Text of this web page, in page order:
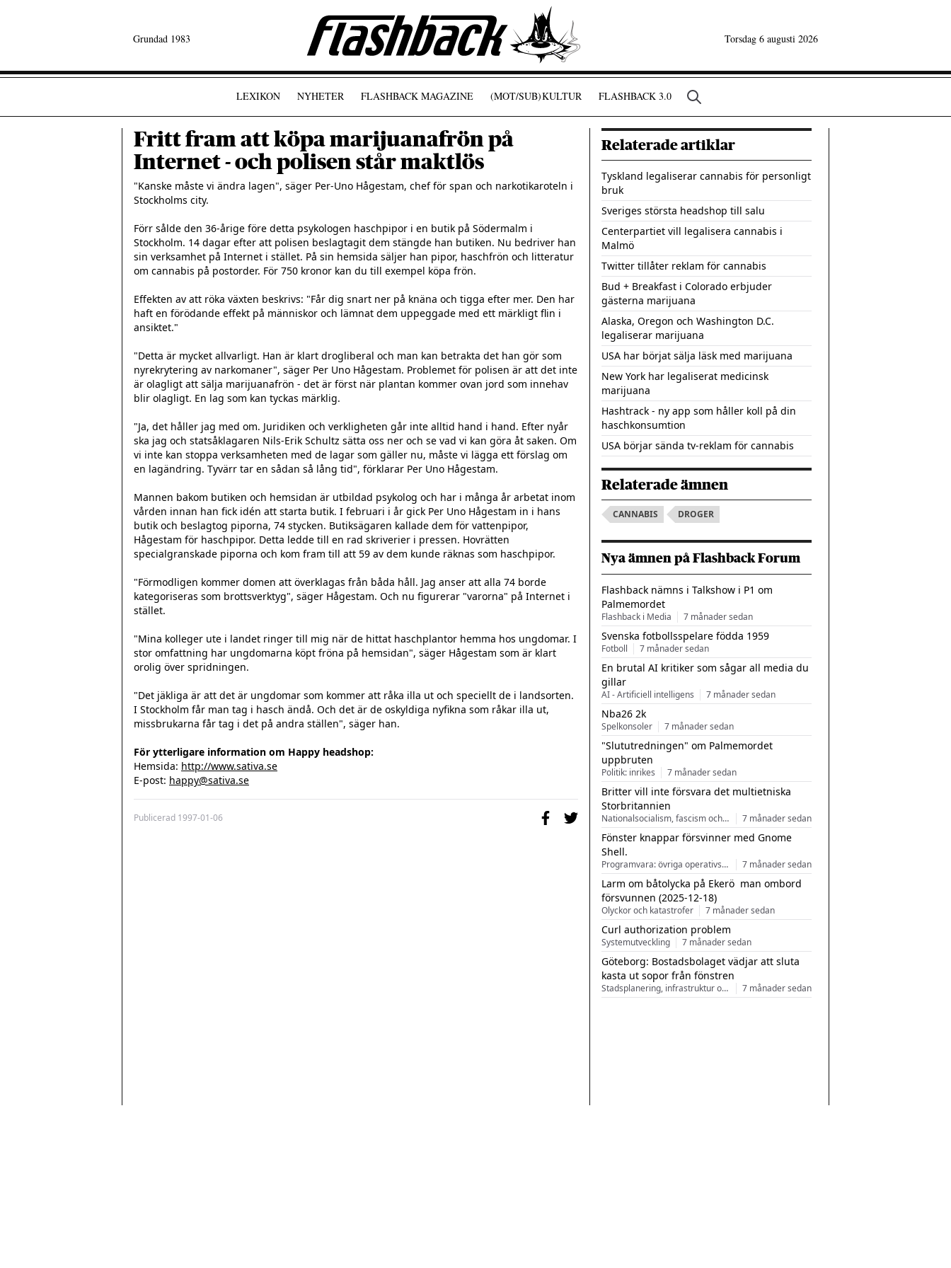
Grundad 1983 Torsdag 6 augusti 2026
LEXIKON NYHETER FLASHBACK MAGAZINE (MOT/SUB)KULTUR FLASHBACK 3.0
Fritt fram att köpa marijuanafrön på
Internet - och polisen står maktlös
"Kanske måste vi ändra lagen", säger Per-Uno Hågestam, chef för span och narkotikaroteln i
Stockholms city.
Förr sålde den 36-årige före detta psykologen haschpipor i en butik på Södermalm i
Stockholm. 14 dagar efter att polisen beslagtagit dem stängde han butiken. Nu bedriver han
sin verksamhet på Internet i stället. På sin hemsida säljer han pipor, haschfrön och litteratur
om cannabis på postorder. För 750 kronor kan du till exempel köpa frön.
Effekten av att röka växten beskrivs: "Får dig snart ner på knäna och tigga efter mer. Den har
haft en förödande effekt på människor och lämnat dem uppeggade med ett märkligt flin i
ansiktet."
"Detta är mycket allvarligt. Han är klart drogliberal och man kan betrakta det han gör som
nyrekrytering av narkomaner", säger Per Uno Hågestam. Problemet för polisen är att det inte
är olagligt att sälja marijuanafrön - det är först när plantan kommer ovan jord som innehav
blir olagligt. En lag som kan tyckas märklig.
"Ja, det håller jag med om. Juridiken och verkligheten går inte alltid hand i hand. Efter nyår
ska jag och statsåklagaren Nils-Erik Schultz sätta oss ner och se vad vi kan göra åt saken. Om
vi inte kan stoppa verksamheten med de lagar som gäller nu, måste vi lägga ett förslag om
en lagändring. Tyvärr tar en sådan så lång tid", förklarar Per Uno Hågestam.
Mannen bakom butiken och hemsidan är utbildad psykolog och har i många år arbetat inom
vården innan han fick idén att starta butik. I februari i år gick Per Uno Hågestam in i hans
butik och beslagtog piporna, 74 stycken. Butiksägaren kallade dem för vattenpipor,
Hågestam för haschpipor. Detta ledde till en rad skriverier i pressen. Hovrätten
specialgranskade piporna och kom fram till att 59 av dem kunde räknas som haschpipor.
"Förmodligen kommer domen att överklagas från båda håll. Jag anser att alla 74 borde
kategoriseras som brottsverktyg", säger Hågestam. Och nu figurerar "varorna" på Internet i
stället.
"Mina kolleger ute i landet ringer till mig när de hittat haschplantor hemma hos ungdomar. I
stor omfattning har ungdomarna köpt fröna på hemsidan", säger Hågestam som är klart
orolig över spridningen.
"Det jäkliga är att det är ungdomar som kommer att råka illa ut och speciellt de i landsorten.
I Stockholm får man tag i hasch ändå. Och det är de oskyldiga nyfikna som råkar illa ut,
missbrukarna får tag i det på andra ställen", säger han.
För ytterligare information om Happy headshop:
Hemsida: http://www.sativa.se
E-post: happy@sativa.se
Publicerad 1997-01-06
Relaterade artiklar
Tyskland legaliserar cannabis för personligt
bruk
Sveriges största headshop till salu
Centerpartiet vill legalisera cannabis i
Malmö
Twitter tillåter reklam för cannabis
Bud + Breakfast i Colorado erbjuder
gästerna marijuana
Alaska, Oregon och Washington D.C.
legaliserar marijuana
USA har börjat sälja läsk med marijuana
New York har legaliserat medicinsk
marijuana
Hashtrack - ny app som håller koll på din
haschkonsumtion
USA börjar sända tv-reklam för cannabis
Relaterade ämnen
CANNABIS DROGER
Nya ämnen på Flashback Forum
Flashback nämns i Talkshow i P1 om
Palmemordet
Flashback i Media 7 månader sedan
Svenska fotbollsspelare födda 1959
Fotboll 7 månader sedan
En brutal AI kritiker som sågar all media du
gillar
AI - Artificiell intelligens 7 månader sedan
Nba26 2k
Spelkonsoler 7 månader sedan
"Slututredningen" om Palmemordet
uppbruten
Politik: inrikes 7 månader sedan
Britter vill inte försvara det multietniska
Storbritannien
Nationalsocialism, fascism och nationalism 7 månader sedan
Fönster knappar försvinner med Gnome
Shell.
Programvara: övriga operativsystem 7 månader sedan
Larm om båtolycka på Ekerö  man ombord
försvunnen (2025-12-18)
Olyckor och katastrofer 7 månader sedan
Curl authorization problem
Systemutveckling 7 månader sedan
Göteborg: Bostadsbolaget vädjar att sluta
kasta ut sopor från fönstren
Stadsplanering, infrastruktur och arkitektur 7 månader sedan